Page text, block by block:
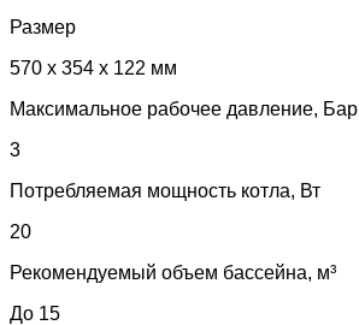
Размер
570 х 354 х 122 мм
Максимальное рабочее давление, Бар
3
Потребляемая мощность котла, Вт
20
Рекомендуемый объем бассейна, м³
До 15